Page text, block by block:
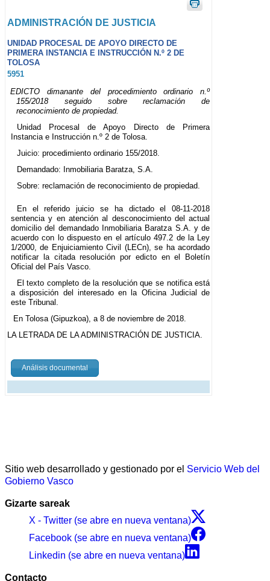
ADMINISTRACIÓN DE JUSTICIA
UNIDAD PROCESAL DE APOYO DIRECTO DE
PRIMERA INSTANCIA E INSTRUCCIÓN N.º 2 DE
TOLOSA
5951
EDICTO dimanante del procedimiento ordinario n.º
155/2018 seguido sobre reclamación de
reconocimiento de propiedad.
Unidad Procesal de Apoyo Directo de Primera
Instancia e Instrucción n.º 2 de Tolosa.
Juicio: procedimiento ordinario 155/2018.
Demandado: Inmobiliaria Baratza, S.A.
Sobre: reclamación de reconocimiento de propiedad.
En el referido juicio se ha dictado el 08-11-2018
sentencia y en atención al desconocimiento del actual
domicilio del demandado Inmobiliaria Baratza S.A. y de
acuerdo con lo dispuesto en el artículo 497.2 de la Ley
1/2000, de Enjuiciamiento Civil (LECn), se ha acordado
notificar la citada resolución por edicto en el Boletín
Oficial del País Vasco.
El texto completo de la resolución que se notifica está
a disposición del interesado en la Oficina Judicial de
este Tribunal.
En Tolosa (Gipuzkoa), a 8 de noviembre de 2018.
LA LETRADA DE LA ADMINISTRACIÓN DE JUSTICIA.
Análisis documental
Sitio web desarrollado y gestionado por el Servicio Web del
Gobierno Vasco
Gizarte sareak
X - Twitter (se abre en nueva ventana)
Facebook (se abre en nueva ventana)
Linkedin (se abre en nueva ventana)
Contacto